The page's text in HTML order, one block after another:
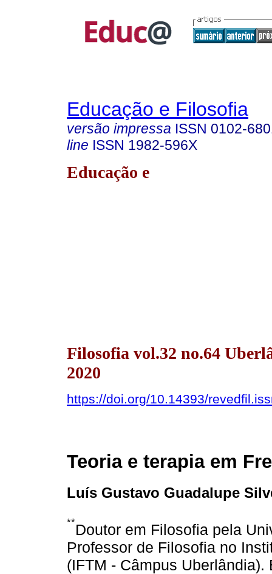
Educação e Filosofia
versão impressa ISSN 0102-
line ISSN 1982-596X
Educação e
Filosofia vol.32 no.64
2020
https://doi.org/10.14393/
Teoria e terapia em
Luís Gustavo Guadalupe
**Doutor em Filosofia pela
Professor de Filosofia no
(IFTM - Câmpus